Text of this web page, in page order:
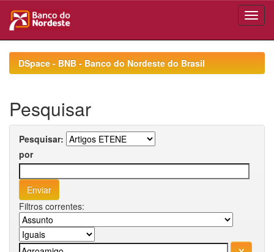
navigationDSpace - BNB - Banco do Nordeste do Brasil
Pesquisar
Pesquisar:
por
Filtros correntes: